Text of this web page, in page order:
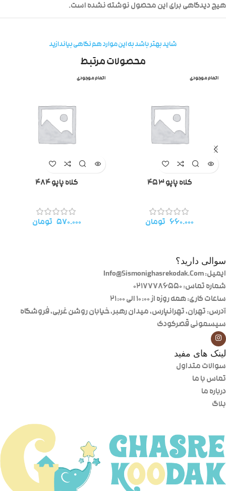
هیچ دیدگاهی برای این محصول نوشته نشده است.
شاید بهتر باشد به این موارد هم نگاهی بیاندازید
محصولات مرتبط
اتمام موجودی
کلاه پاپو ۴۵۳
۶۶۰.۰۰۰ تومان
اتمام موجودی
کلاه پاپو ۴۸۴
۵۷۰.۰۰۰ تومان
سوالی دارید؟
ایمیل: Info@Sismonighasrekodak.Com
شماره تماس: 02177786550
ساعات کاری: همه روزه از ۱۰:۰۰ الی ۲۱:۰۰
آدرس: تهران، تهرانپارس، میدان رهبر، خیابان روشن غربی، فروشگاه
سیسمونی قصرکودک
لینک های مفید
سوالات متداول
تماس با ما
درباره ما
بلاگ